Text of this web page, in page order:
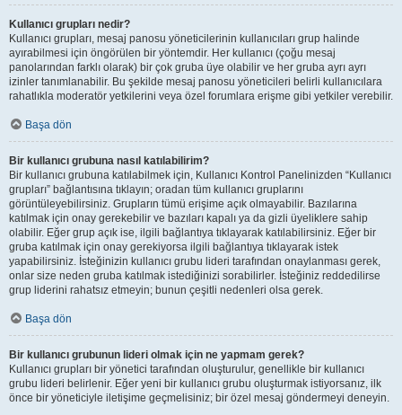
Kullanıcı grupları nedir?
Kullanıcı grupları, mesaj panosu yöneticilerinin kullanıcıları grup halinde
ayırabilmesi için öngörülen bir yöntemdir. Her kullanıcı (çoğu mesaj
panolarından farklı olarak) bir çok gruba üye olabilir ve her gruba ayrı ayrı
izinler tanımlanabilir. Bu şekilde mesaj panosu yöneticileri belirli kullanıcılara
rahatlıkla moderatör yetkilerini veya özel forumlara erişme gibi yetkiler verebilir.
Başa dön
Bir kullanıcı grubuna nasıl katılabilirim?
Bir kullanıcı grubuna katılabilmek için, Kullanıcı Kontrol Panelinizden “Kullanıcı
grupları” bağlantısına tıklayın; oradan tüm kullanıcı gruplarını
görüntüleyebilirsiniz. Grupların tümü erişime açık olmayabilir. Bazılarına
katılmak için onay gerekebilir ve bazıları kapalı ya da gizli üyeliklere sahip
olabilir. Eğer grup açık ise, ilgili bağlantıya tıklayarak katılabilirsiniz. Eğer bir
gruba katılmak için onay gerekiyorsa ilgili bağlantıya tıklayarak istek
yapabilirsiniz. İsteğinizin kullanıcı grubu lideri tarafından onaylanması gerek,
onlar size neden gruba katılmak istediğinizi sorabilirler. İsteğiniz reddedilirse
grup liderini rahatsız etmeyin; bunun çeşitli nedenleri olsa gerek.
Başa dön
Bir kullanıcı grubunun lideri olmak için ne yapmam gerek?
Kullanıcı grupları bir yönetici tarafından oluşturulur, genellikle bir kullanıcı
grubu lideri belirlenir. Eğer yeni bir kullanıcı grubu oluşturmak istiyorsanız, ilk
önce bir yöneticiyle iletişime geçmelisiniz; bir özel mesaj göndermeyi deneyin.